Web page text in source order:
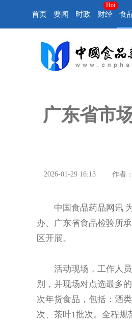
首页 要闻 时政 财经
Hot
食
广东省市
2026-01-29 16:13 作者
中国食品药品网讯 为
办、广东省食品检验所
区开展。
活动现场，工作人员
别，并现场对点选最多
次年货食品，包括：酒
次、茶叶1批次。全程规